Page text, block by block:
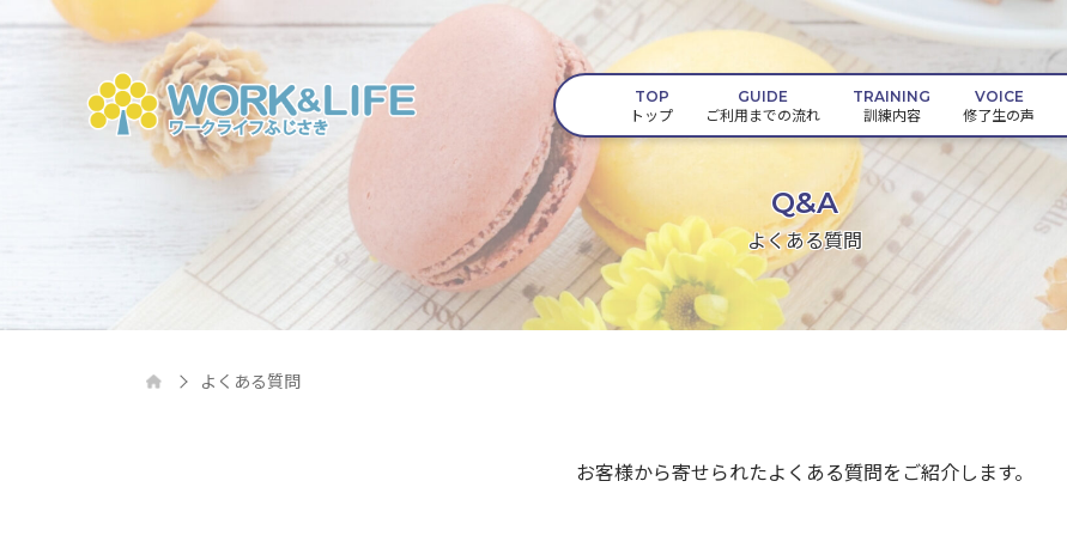
トップ
TOP
ご利用までの流れ
GUIDE
訓練内容
TRAINING
修了生の声
VOICE
Q&A
よくある質問
よくある質問
お客様から寄せられたよくある質問をご紹介します。